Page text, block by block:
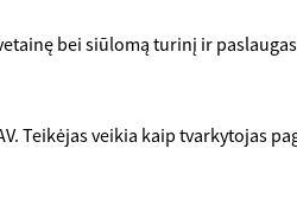
bei siūlomą turinį ir
Teikėjas veikia kaip tvarkytojas